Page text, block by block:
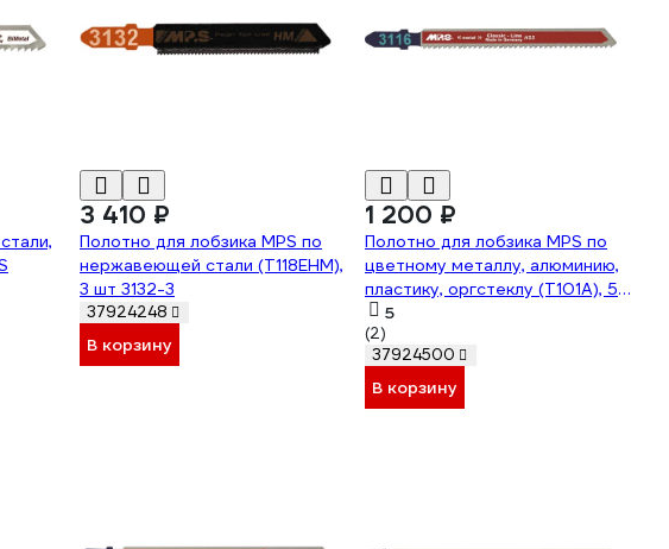
3 410 ₽
Полотно для лобзика MPS по
нержавеющей стали (T118EHM),
3 шт 3132-3
37924248
В корзину
1 200 ₽
Полотно для лобзика MPS по
цветному металлу, алюминию,
пластику, оргстеклу (T101A), 5
шт 3116-5
5
(2)
37924500
В корзину